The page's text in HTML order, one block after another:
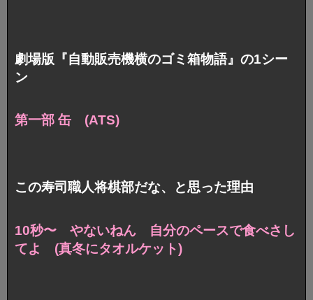
劇場版『自動販売機横のゴミ箱物語』の1シー
ン
第一部 缶 (ATS)
この寿司職人将棋部だな、と思った理由
10秒〜 やないねん 自分のペースで食べさし
てよ (真冬にタオルケット)